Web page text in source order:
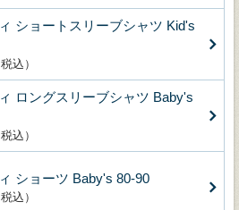
ショートスリーブシャツ Kid's
込）
ロングスリーブシャツ Baby's
込）
ショーツ Baby's 80-90
込）